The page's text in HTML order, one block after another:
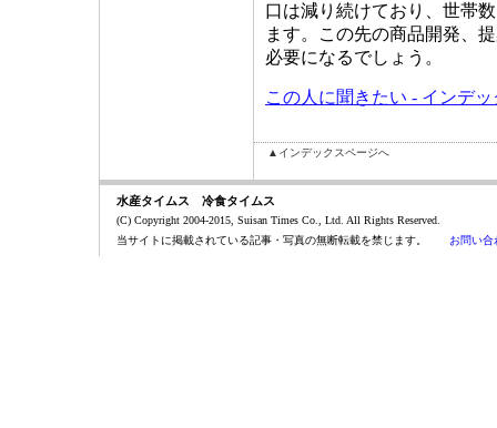
口は減り続けており、世帯
ます。この先の商品開発、
必要になるでしょう。
この人に聞きたい - インデ
▲インデックスページへ
水産タイムス 冷食タイムス
(C) Copyright 2004-2015, Suisan Times Co., Ltd. All Rights Reserved.
当サイトに掲載されている記事・写真の無断転載を禁じます。 お問い合